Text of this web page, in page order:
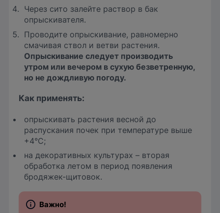
Через сито залейте раствор в бак
опрыскивателя.
Проводите опрыскивание, равномерно
смачивая ствол и ветви растения.
Опрыскивание следует производить
утром или вечером в сухую безветренную,
но не дождливую погоду.
Как применять:
опрыскивать растения весной до
распускания почек при температуре выше
+4°С;
на декоративных культурах – вторая
обработка летом в период появления
бродяжек-щитовок.